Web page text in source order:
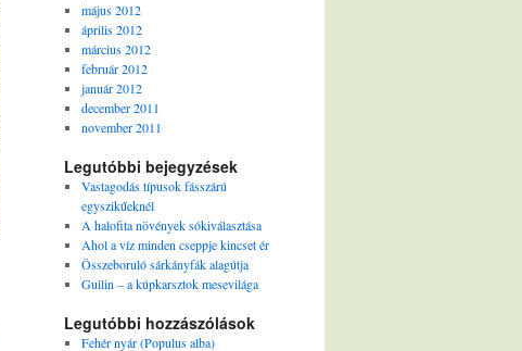
május 2012
április 2012
március 2012
február 2012
január 2012
december 2011
november 2011
Legutóbbi bejegyzések
Vastagodás típusok fásszárú
egyszikűeknél
A halofita növények sókiválasztása
Ahol a víz minden cseppje kincset ér
Összeboruló sárkányfák alagútja
Guilin – a kúpkarsztok mesevilága
Legutóbbi hozzászólások
Fehér nyár (Populus alba)